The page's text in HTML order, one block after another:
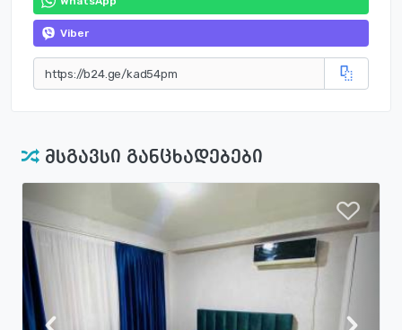
Viber
მსგავსი განცხადებები